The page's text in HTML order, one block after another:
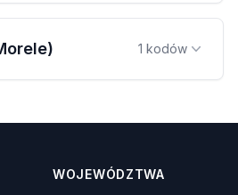
1 kodów
WOJEWÓDZTWA